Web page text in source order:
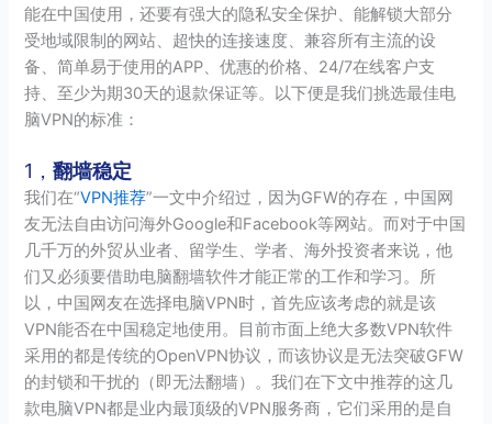
能在中国使用，还要有强大的隐私安全保护、能解锁大部分
受地域限制的网站、超快的连接速度、兼容所有主流的设
备、简单易于使用的APP、优惠的价格、24/7在线客户支
持、至少为期30天的退款保证等。以下便是我们挑选最佳电
脑VPN的标准：
1，翻墙稳定
我们在“VPN推荐”一文中介绍过，因为GFW的存在，中国网
友无法自由访问海外Google和Facebook等网站。而对于中国
几千万的外贸从业者、留学生、学者、海外投资者来说，他
们又必须要借助电脑翻墙软件才能正常的工作和学习。所
以，中国网友在选择电脑VPN时，首先应该考虑的就是该
VPN能否在中国稳定地使用。目前市面上绝大多数VPN软件
采用的都是传统的OpenVPN协议，而该协议是无法突破GFW
的封锁和干扰的（即无法翻墙）。我们在下文中推荐的这几
款电脑VPN都是业内最顶级的VPN服务商，它们采用的是自